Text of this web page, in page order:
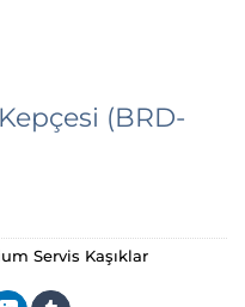
(BRD-
Servis Kaşıklar